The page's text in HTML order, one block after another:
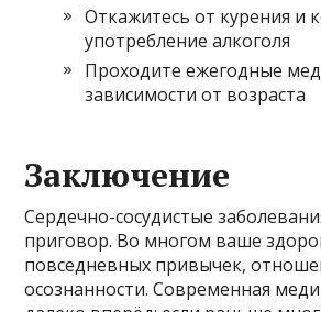
Откажитесь от курения и
употребление алкоголя
Проходите ежегодные
зависимости от возраста
Заключение
Сердечно-сосудистые
приговор. Во многом ваше
повседневных привычек,
осознанности. Современная